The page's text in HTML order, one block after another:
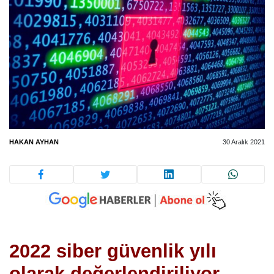
HAKAN AYHAN 30 Aralık 2021
2022 siber güvenlik yılı